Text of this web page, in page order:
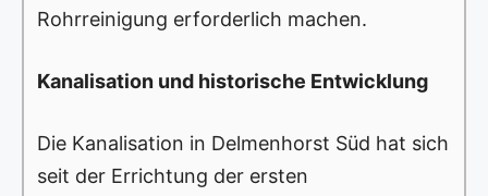
Rohrreinigung erforderlich machen.
Kanalisation und historische Entwicklung
Die Kanalisation in Delmenhorst Süd hat sich
seit der Errichtung der ersten